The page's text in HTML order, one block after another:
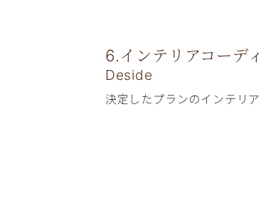
6.インテリアコーデ
Deside
決定したプランのインテリ